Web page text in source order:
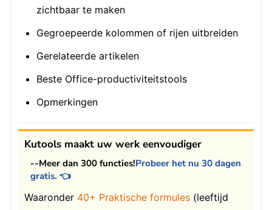
zichtbaar te maken
Gegroepeerde kolommen of rijen uitbreiden
Gerelateerde artikelen
Beste Office-productiviteitstools
Opmerkingen
Kutools maakt uw werk eenvoudiger
--Meer dan 300 functies!Probeer het nu 30 dagen
gratis. 👈
Waaronder 40+ Praktische formules (leeftijd